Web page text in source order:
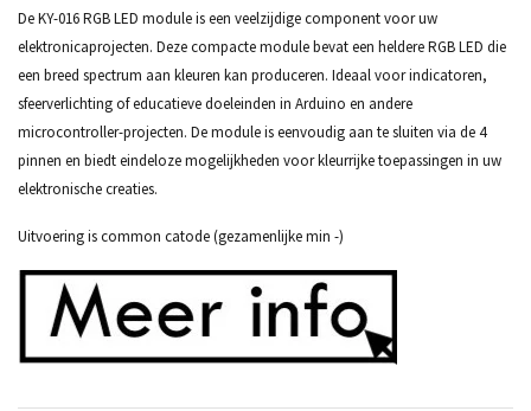
De KY-016 RGB LED module is een veelzijdige component voor uw
elektronicaprojecten. Deze compacte module bevat een heldere RGB LED die
een breed spectrum aan kleuren kan produceren. Ideaal voor indicatoren,
sfeerverlichting of educatieve doeleinden in Arduino en andere
microcontroller-projecten. De module is eenvoudig aan te sluiten via de 4
pinnen en biedt eindeloze mogelijkheden voor kleurrijke toepassingen in uw
elektronische creaties.
Uitvoering is common catode (gezamenlijke min -)